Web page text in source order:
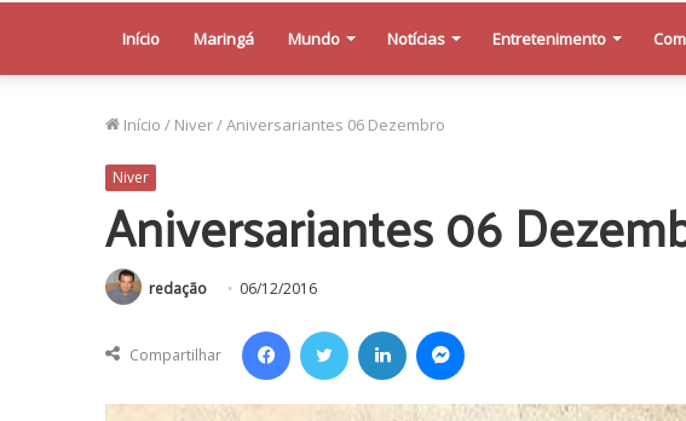
Início Maringá Mundo Notícias Entretenimento
Início / Niver/Aniversariantes 06 Dezembro
Niver
Aniversariantes 06
redação 06/12/2016
Compartilhar